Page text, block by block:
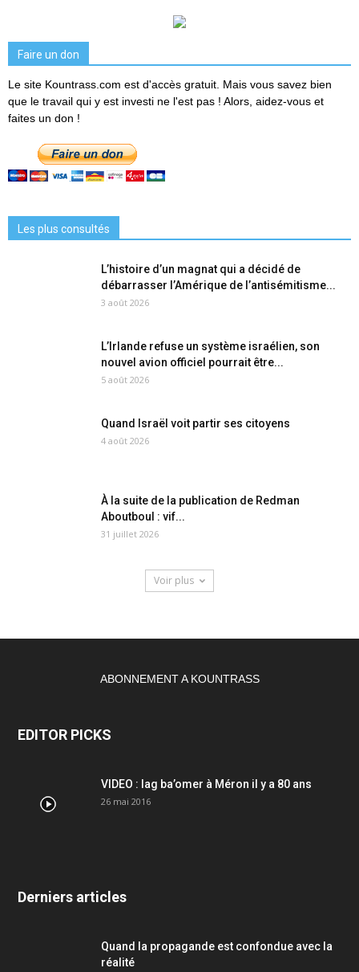
Faire un don
Le site Kountrass.com est d'accès gratuit. Mais vous savez bien
que le travail qui y est investi ne l'est pas ! Alors, aidez-vous et
faites un don !
Les plus consultés
L’histoire d’un magnat qui a décidé de
débarrasser l’Amérique de l’antisémitisme...
3 août 2026
L’Irlande refuse un système israélien, son
nouvel avion officiel pourrait être...
5 août 2026
Quand Israël voit partir ses citoyens
4 août 2026
À la suite de la publication de Redman
Aboutboul : vif...
31 juillet 2026
Voir plus
ABONNEMENT A KOUNTRASS
EDITOR PICKS
VIDEO : lag ba’omer à Méron il y a 80 ans
26 mai 2016
Derniers articles
Quand la propagande est confondue avec la
réalité